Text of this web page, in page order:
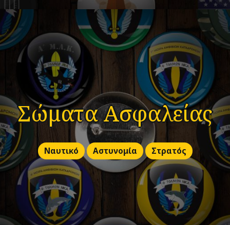
Σώματα Ασφαλείας
Ναυτικό Αστυνομία Στρατός